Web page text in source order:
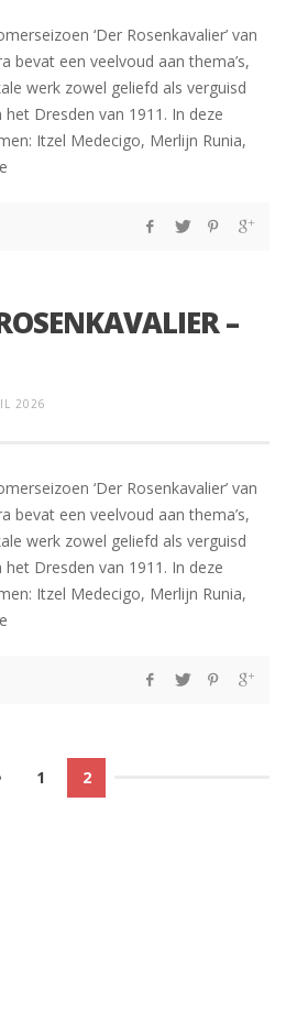
‘Der Rosenkavalier’ van
bevat een veelvoud aan thema’s,
werk zowel geliefd als verguisd
Dresden van 1911. In deze
Itzel Medecigo, Merlijn Runia,
–
2026
‘Der Rosenkavalier’ van
bevat een veelvoud aan thema’s,
werk zowel geliefd als verguisd
Dresden van 1911. In deze
Itzel Medecigo, Merlijn Runia,
1 2